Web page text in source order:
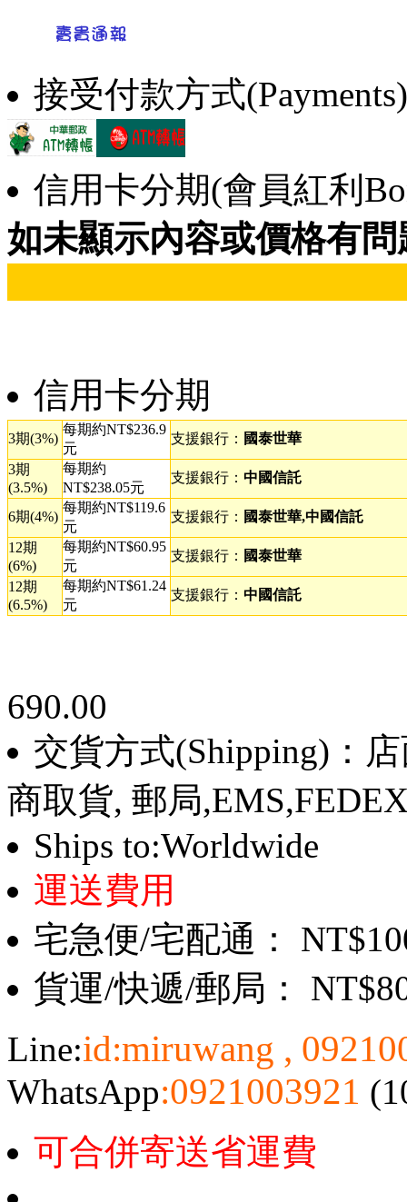
接受付款方式
信用卡分期(會員紅利
如未顯示內容或價格有
信用卡分期
3期(3%)
每期約NT$236.9
元
支援銀行： 國泰世華
3期
(3.5%)
每期約
NT$238.05元
支援銀行： 中國信託
6期(4%)
每期約NT$119.6
元
支援銀行： 國泰世華,中國信託
12期
(6%)
每期約NT$60.95
元
支援銀行： 國泰世華
12期
(6.5%)
每期約NT$61.24
元
支援銀行： 中國信託
690.00
交貨方式(Shipping)：
商取貨, 郵局
Ships to:Worldwide
運送費用
宅急便/宅配通：
貨運/快遞/郵局：
Line:id:miruwang ,
WhatsApp:0921003921
可合併寄送省運費